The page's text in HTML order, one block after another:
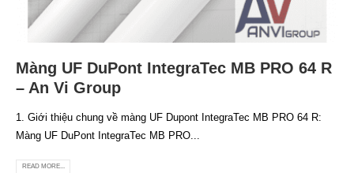
Màng UF DuPont IntegraTec MB PRO 64 R
– An Vi Group
1. Giới thiệu chung về màng UF Dupont IntegraTec MB PRO 64 R:
Màng UF DuPont IntegraTec MB PRO...
READ MORE...